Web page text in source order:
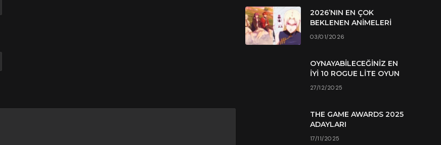
2026’NIN EN ÇOK
BEKLENEN ANIMELERI
03/01/2026
OYNAYABILECEĞINIZ EN
İYI 10 ROGUE LITE OYUN
27/12/2025
THE GAME AWARDS 2025
ADAYLARI
17/11/2025